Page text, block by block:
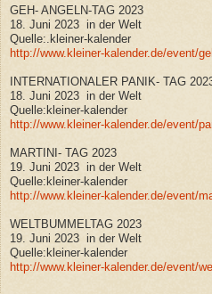
GEH- ANGELN-TAG 2023
18. Juni 2023 in der Welt
Quelle:.kleiner-kalender
http://www.kleiner-kalender.de/event/
INTERNATIONALER PANIK- TAG
18. Juni 2023 in der Welt
Quelle:kleiner-kalender
http://www.kleiner-kalender.de/event/
MARTINI- TAG 2023
19. Juni 2023 in der Welt
Quelle:kleiner-kalender
http://www.kleiner-kalender.de/event/
WELTBUMMELTAG 2023
19. Juni 2023 in der Welt
Quelle:kleiner-kalender
http://www.kleiner-kalender.de/event/